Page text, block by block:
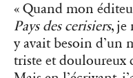
« Quand mon
Pays des cerisiers, je
y avait besoin d’un
triste et douloureux